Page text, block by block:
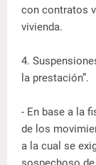
con contratos
vivienda.
4.
la prestación”.
- En base a la
de los
a la cual se